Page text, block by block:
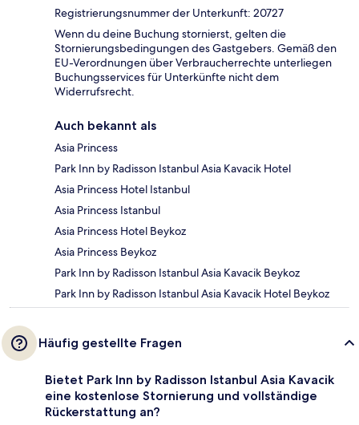
Registrierungsnummer der Unterkunft: 20727
Wenn du deine Buchung stornierst, gelten die
Stornierungsbedingungen des Gastgebers. Gemäß den
EU-Verordnungen über Verbraucherrechte unterliegen
Buchungsservices für Unterkünfte nicht dem
Widerrufsrecht.
Auch bekannt als
Asia Princess
Park Inn by Radisson Istanbul Asia Kavacik Hotel
Asia Princess Hotel Istanbul
Asia Princess Istanbul
Asia Princess Hotel Beykoz
Asia Princess Beykoz
Park Inn by Radisson Istanbul Asia Kavacik Beykoz
Park Inn by Radisson Istanbul Asia Kavacik Hotel Beykoz
Häufig gestellte Fragen
Bietet Park Inn by Radisson Istanbul Asia Kavacik
eine kostenlose Stornierung und vollständige
Rückerstattung an?